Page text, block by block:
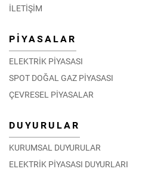
İLETİŞİM
PİYASALAR
ELEKTRİK PİYASASI
SPOT DOĞAL GAZ PİYASASI
ÇEVRESEL PİYASALAR
DUYURULAR
KURUMSAL DUYURULAR
ELEKTRİK PİYASASI DUYURLARI